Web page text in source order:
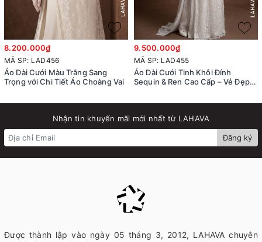
8.200.000₫
MÃ SP: LAD456
Áo Dài Cưới Màu Trắng Sang
Trọng với Chi Tiết Áo Choàng Vai
9.500.000₫
MÃ SP: LAD455
Áo Dài Cưới Tinh Khôi Đính
Sequin & Ren Cao Cấp – Vẻ Đẹp
Nhận tin khuyến mãi mới nhất từ LAHAVA
Đăng ký
Được thành lập vào ngày 05 tháng 3, 2012, LAHAVA chuyên